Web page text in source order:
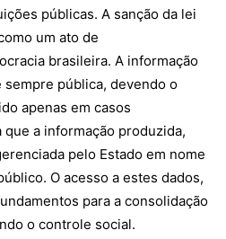
públicas. A sanção da lei
um ato de
brasileira. A informação
sempre pública, devendo o
apenas em casos
a informação produzida,
pelo Estado em nome
O acesso a estes dados,
para a consolidação
o controle social.